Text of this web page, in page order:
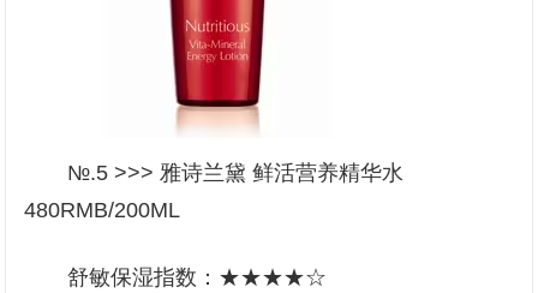
№.5 >>> 雅诗兰黛 鲜活营养精华水
480RMB/200ML
舒敏保湿指数：★★★★☆